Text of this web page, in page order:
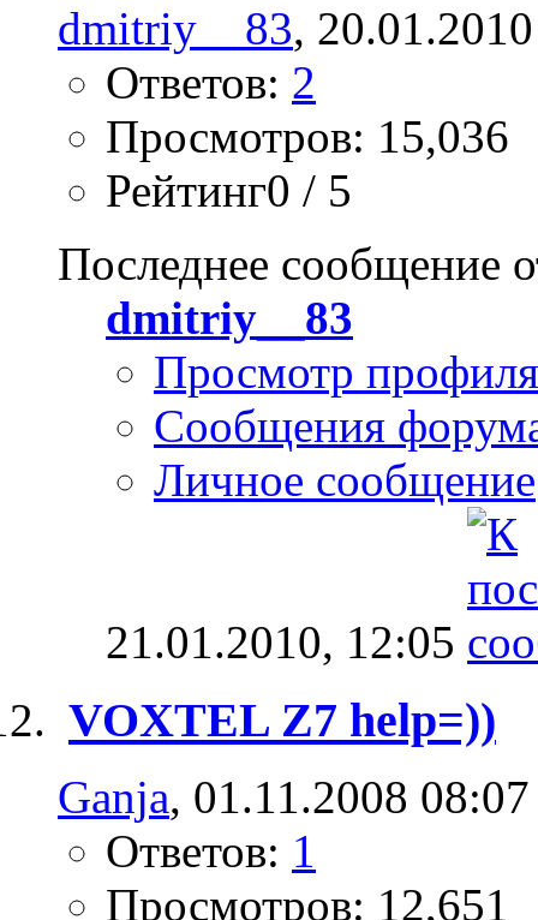
dmitriy__83,
Ответов: 2
Просмотров: 15,036
Рейтинг0 / 5
Последнее сообщение
dmitriy__83
Просмотр профиля
Сообщения
Личное сообщение
21.01.2010, 12:05
VOXTEL Z7 help=))
Ganja, 01.11.2008 08:07
Ответов: 1
Просмотров: 12,651